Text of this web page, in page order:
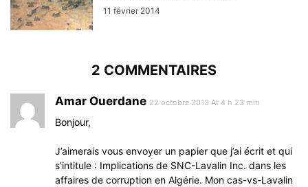
11 février 2014
2 COMMENTAIRES
Amar Ouerdane 22 octobre 2013 At 4 h 23 min
Bonjour,
J’aimerais vous envoyer un papier que j’ai écrit et qui
s’intitule : Implications de SNC-Lavalin Inc. dans les
affaires de corruption en Algérie. Mon cas-vs-Lavalin